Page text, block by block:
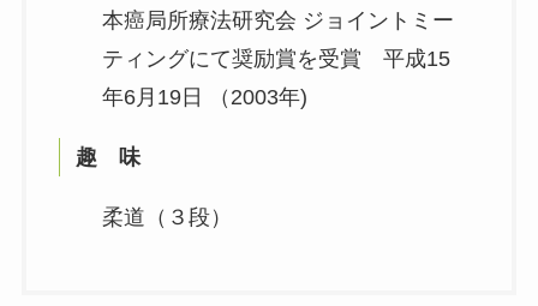
本癌局所療法研究会 ジョイントミー
ティングにて奨励賞を受賞 平成15
年6月19日 （2003年)
趣 味
柔道（３段）